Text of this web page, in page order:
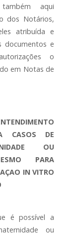
aqui
dos Notários,
atribuída e
documentos e
o
em Notas de
CASOS DE
OU
PARA
IN VITRO
é possível a
ou